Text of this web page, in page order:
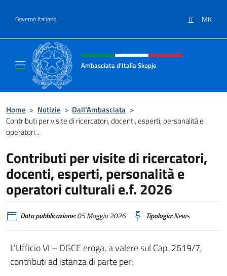
Governo Italiano IT MK
Intestazione sito, social e menù
Ambasciata d'Italia Skopje
Home > Notizie > Dall’Ambasciata >
Contributi per visite di ricercatori, docenti, esperti, personalità e
operatori...
Contributi per visite di ricercatori,
docenti, esperti, personalità e
operatori culturali e.f. 2026
Data pubblicazione:05 Maggio 2026 Tipologia:News
L’Ufficio VI – DGCE eroga, a valere sul Cap. 2619/7,
contributi ad istanza di parte per: